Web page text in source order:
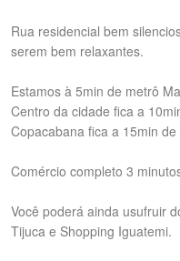
Rua residencial bem
serem bem relaxantes.
Estamos à 5min de metrô
Centro da cidade fica a
Copacabana fica a 15min de
Comércio completo 3
Você poderá ainda usufruir
Tijuca e Shopping Iguatemi.